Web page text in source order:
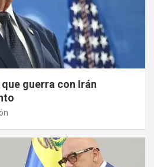
guerra con Irán